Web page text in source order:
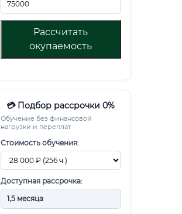
Рассчитать
окупаемость
💳 Подбор рассрочки 0%
Обучение без финансовой
нагрузки и переплат
Стоимость обучения:
Доступная рассрочка: